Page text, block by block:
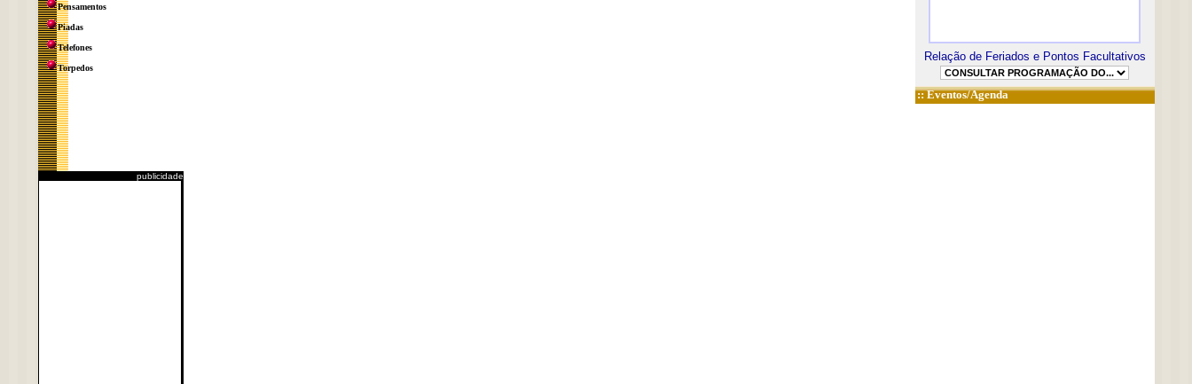
Pensamentos
Piadas
Telefones
Torpedos
publicidade
Relação de Feriados e Pontos Facultativos
::Eventos/Agenda